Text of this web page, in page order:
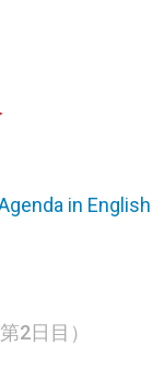
in English
2日目）